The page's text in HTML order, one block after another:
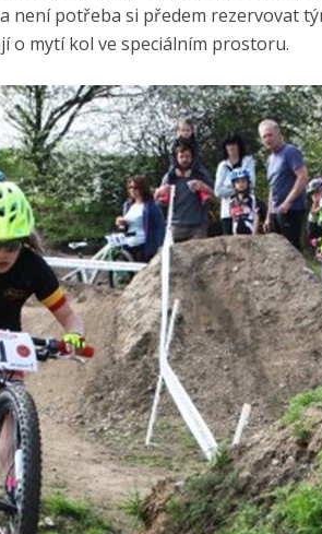
není potřeba si předem rezervovat
o mytí kol ve speciálním prostoru.